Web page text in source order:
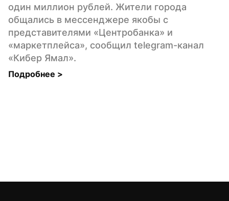
один миллион рублей. Жители города
общались в мессенджере якобы с
представителями «Центробанка» и
«маркетплейса», сообщил telegram-канал
«Кибер Ямал».
Подробнее >